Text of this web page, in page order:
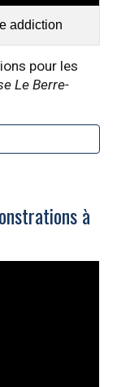
addiction
pour les
Le Berre-
à